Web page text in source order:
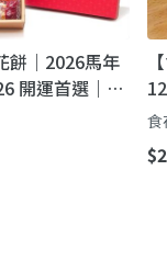
餅｜2026馬年
開運首選｜一
倍（1代×2代
食